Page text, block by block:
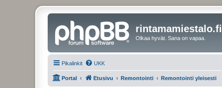
rintamamiestalo.fi
Olkaa hyvät. Sana on vapaa.
Pikalinkit UKK
Portal Etusivu Remontointi Remontointi yleisesti